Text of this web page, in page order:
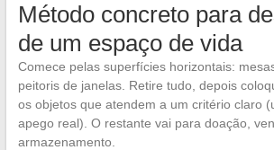
Método concreto para
de um espaço de vida
Comece pelas superfícies horizontais:
peitoris de janelas. Retire tudo, depois
os objetos que atendem a um critério claro
apego real). O restante vai para doação,
armazenamento.